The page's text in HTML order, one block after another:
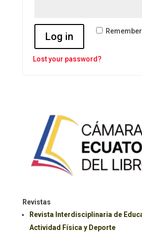
Log in
Lost your password?
Revistas
Revista Interdisciplinaria de
Actividad Física y Deporte